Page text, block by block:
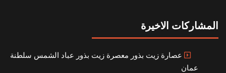
المشاركات الاخيرة
عصارة زيت بذور معصرة زيت بذور عباد الشمس سلطنة
عمان